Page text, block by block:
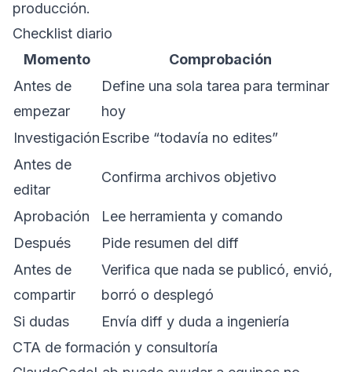
producción.
Checklist diario
Momento
Comprobación
Antes de
empezar
Define una sola tarea para terminar
hoy
Investigación Escribe “todavía no edites”
Antes de
editar
Confirma archivos objetivo
Aprobación
Lee herramienta y comando
Después
Pide resumen del diff
Antes de
compartir
Verifica que nada se publicó, envió,
borró o desplegó
Si dudas
Envía diff y duda a ingeniería
CTA de formación y consultoría